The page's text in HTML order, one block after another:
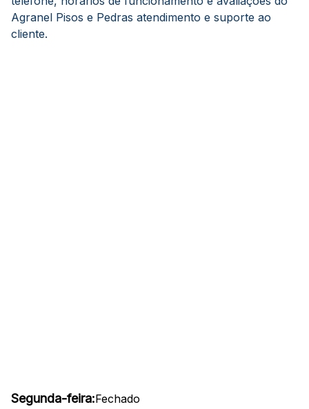
Agranel Pisos e Pedras atendimento e suporte ao
cliente.
Segunda-feira:Fechado